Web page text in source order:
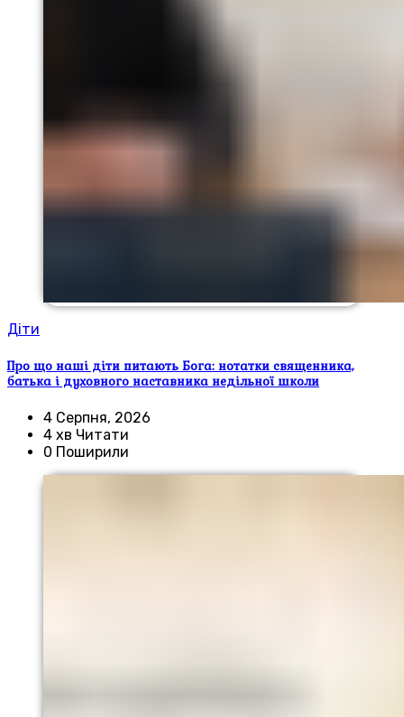
Діти
Про що наші діти питають Бога: нотатки священника,
батька і духовного наставника недільної школи
4 Серпня, 2026
4 хв Читати
0 Поширили